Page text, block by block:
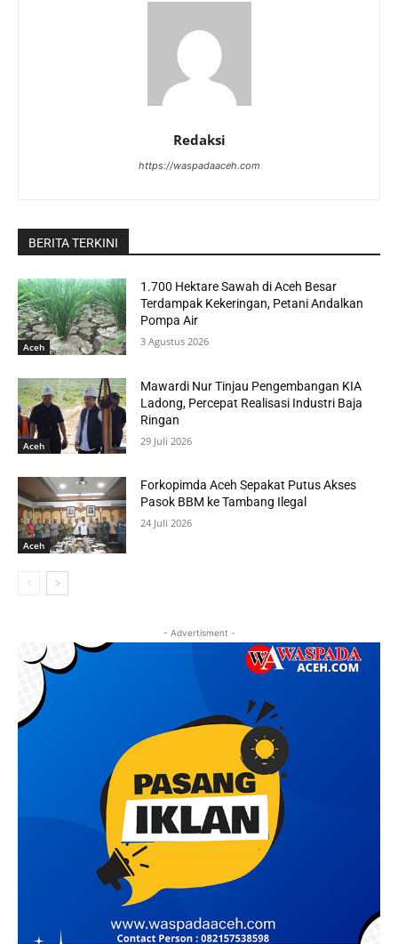
Redaksi
https://waspadaaceh.com
BERITA TERKINI
Aceh
1.700 Hektare Sawah di Aceh Besar
Terdampak Kekeringan, Petani Andalkan
Pompa Air
3 Agustus 2026
Aceh
Mawardi Nur Tinjau Pengembangan KIA
Ladong, Percepat Realisasi Industri Baja
Ringan
29 Juli 2026
Aceh
Forkopimda Aceh Sepakat Putus Akses
Pasok BBM ke Tambang Ilegal
24 Juli 2026
- Advertisment -